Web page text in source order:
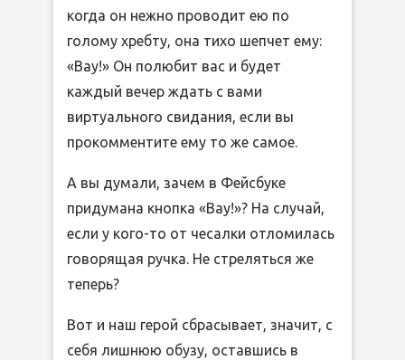
когда он нежно проводит ею по
голому хребту, она тихо шепчет ему:
«Вау!» Он полюбит вас и будет
каждый вечер ждать с вами
виртуального свидания, если вы
прокомментите ему то же самое.
А вы думали, зачем в Фейсбуке
придумана кнопка «Вау!»? На случай,
если у кого-то от чесалки отломилась
говорящая ручка. Не стреляться же
теперь?
Вот и наш герой сбрасывает, значит, с
себя лишнюю обузу, оставшись в